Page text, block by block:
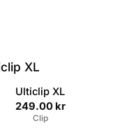
Ulticlip XL
249.00 kr
Clip